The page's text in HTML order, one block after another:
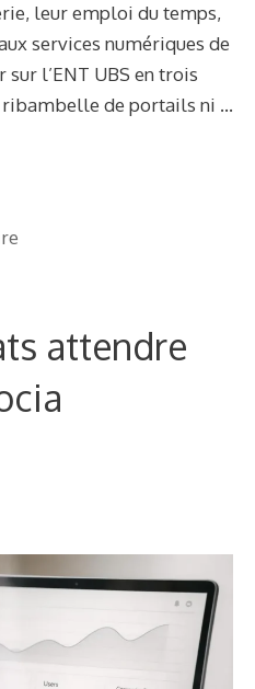
leur emploi du temps,
services numériques de
sur l’ENT UBS en trois
ribambelle de portails ni …
attendre